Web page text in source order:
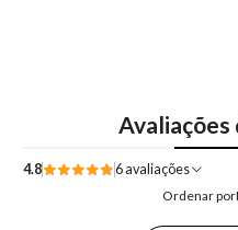
Avaliações
4.8
6 avaliações
Ordenar por